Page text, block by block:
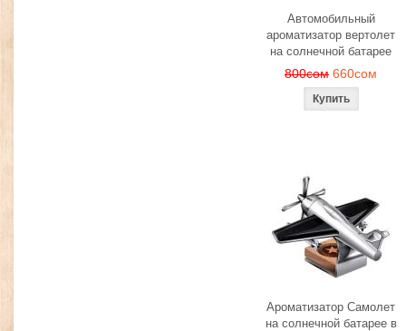
Автомобильный
ароматизатор вертолет
на солнечной батарее
800сом 660сом
Ароматизатор Самолет
на солнечной батарее в